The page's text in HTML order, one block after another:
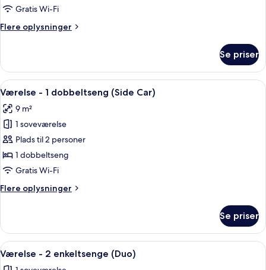
Gratis Wi-Fi
Flere oplysninger
Flere
(Tandem)
Se priser
Indlæs
alle
billeder
af
Værelse
-
1
(Side
Et hotelværelse med to senge, et
4
Værelse - 1 dobbeltseng (Side Car)
9 m²
1 soveværelse
Plads til 2 personer
1 dobbeltseng
Gratis Wi-Fi
Flere oplysninger
Flere
-
dobbeltseng
Se priser
Indlæs
alle
Et hotelværelse med to senge, et
3
Værelse - 2 enkeltsenge (Duo)